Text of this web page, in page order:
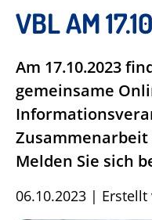
VBL AM
Am 17.10.2023
gemeinsame
Melden Sie sich
06.10.2023 | Erstellt